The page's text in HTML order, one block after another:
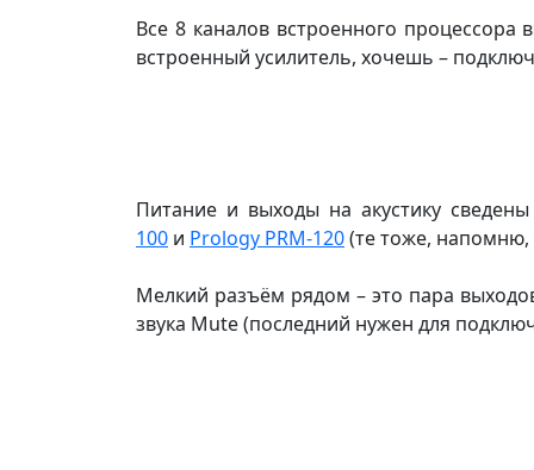
Все 8 каналов встроенного
встроенный усилитель, хочешь –
Питание и выходы на акустику
100 и Prology PRM-120(те тоже,
Мелкий разъём рядом – это пара
звука Mute (последний нужен для